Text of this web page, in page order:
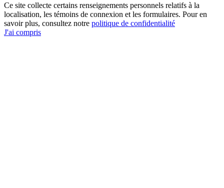
Ce site collecte certains renseignements personnels relatifs à la
localisation, les témoins de connexion et les formulaires. Pour en
savoir plus, consultez notre politique de confidentialité
J'ai compris